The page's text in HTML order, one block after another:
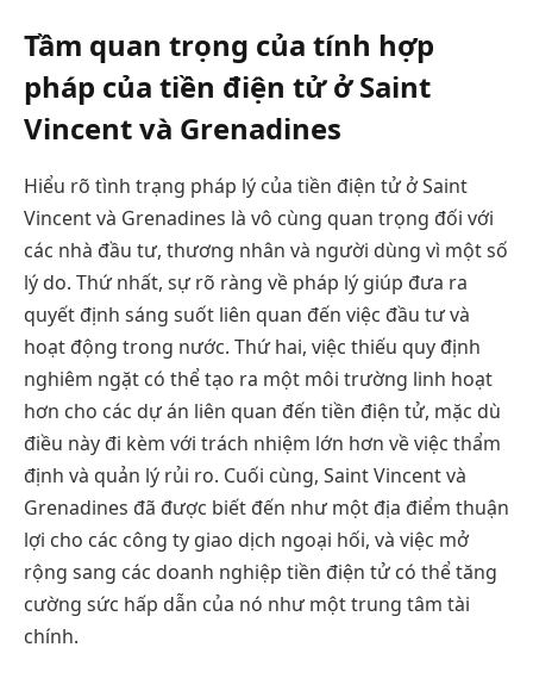
Tầm quan trọng của tính hợp
pháp của tiền điện tử ở Saint
Vincent và Grenadines
Hiểu rõ tình trạng pháp lý của tiền điện tử ở Saint
Vincent và Grenadines là vô cùng quan trọng đối với
các nhà đầu tư, thương nhân và người dùng vì một số
lý do. Thứ nhất, sự rõ ràng về pháp lý giúp đưa ra
quyết định sáng suốt liên quan đến việc đầu tư và
hoạt động trong nước. Thứ hai, việc thiếu quy định
nghiêm ngặt có thể tạo ra một môi trường linh hoạt
hơn cho các dự án liên quan đến tiền điện tử, mặc dù
điều này đi kèm với trách nhiệm lớn hơn về việc thẩm
định và quản lý rủi ro. Cuối cùng, Saint Vincent và
Grenadines đã được biết đến như một địa điểm thuận
lợi cho các công ty giao dịch ngoại hối, và việc mở
rộng sang các doanh nghiệp tiền điện tử có thể tăng
cường sức hấp dẫn của nó như một trung tâm tài
chính.